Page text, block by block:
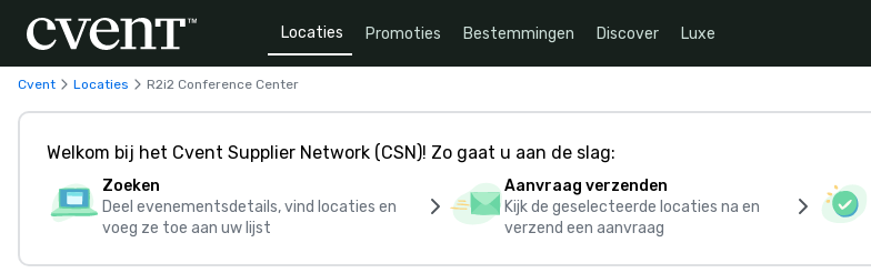
Locaties Promoties Bestemmingen Discover Luxe
Cvent Locaties R2i2 Conference Center
Welkom bij het Cvent Supplier Network (CSN)! Zo gaat u aan de slag:
Zoeken
Deel evenementsdetails, vind locaties en
voeg ze toe aan uw lijst
Aanvraag verzenden
Kijk de geselecteerde locaties na en
verzend een aanvraag